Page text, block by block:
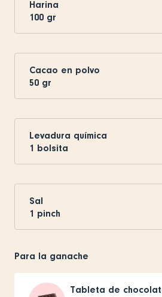
Harina
100 gr
Cacao en polvo
50 gr
Levadura química
1 bolsita
Sal
1 pinch
Para la ganache
Tableta de